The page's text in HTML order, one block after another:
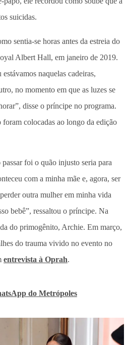
suicidas.
sentia-se horas antes da estreia do
Albert Hall, em janeiro de 2019.
naquelas cadeiras,
no momento em que as luzes se
disse o príncipe no programa.
colocadas ao longo da edição
foi o quão injusto seria para
com a minha mãe e, agora, ser
outra mulher em minha vida
bebê”, ressaltou o príncipe. Na
do primogênito, Archie. Em março,
do trauma vivido no evento no
entrevista à Oprah.
do Metrópoles